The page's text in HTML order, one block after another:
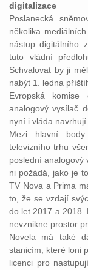
digitalizace
Poslanecká
několika
nástup digitálního
tuto vládní
Schvalovat by ji
nabýt 1. ledna
Evropská komise
analogový vysílač
nyní i vláda
Mezi hlavní
televizního trhu
poslední analogový
ni požádá, jako je
TV Nova a Prima
to, že se vzdají
do let 2017 a 2018.
nevznikne prostor
Novela má také
stanicím, které loni
licenci pro